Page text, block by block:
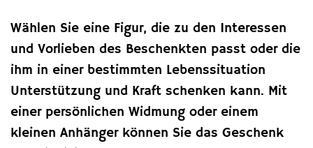
Wählen Sie eine Figur, die zu den Interessen
und Vorlieben des Beschenkten passt oder die
ihm in einer bestimmten Lebenssituation
Unterstützung und Kraft schenken kann. Mit
einer persönlichen Widmung oder einem
kleinen Anhänger können Sie das Geschenk